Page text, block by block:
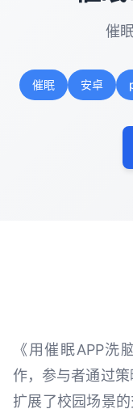
催
催眠 安卓
《用催眠APP洗
作，参与者通过
扩展了校园场景